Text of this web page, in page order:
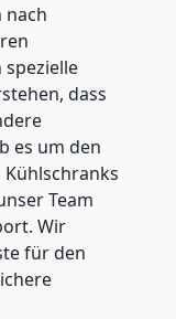
nach
dass
es um den
Team
Wir
für den